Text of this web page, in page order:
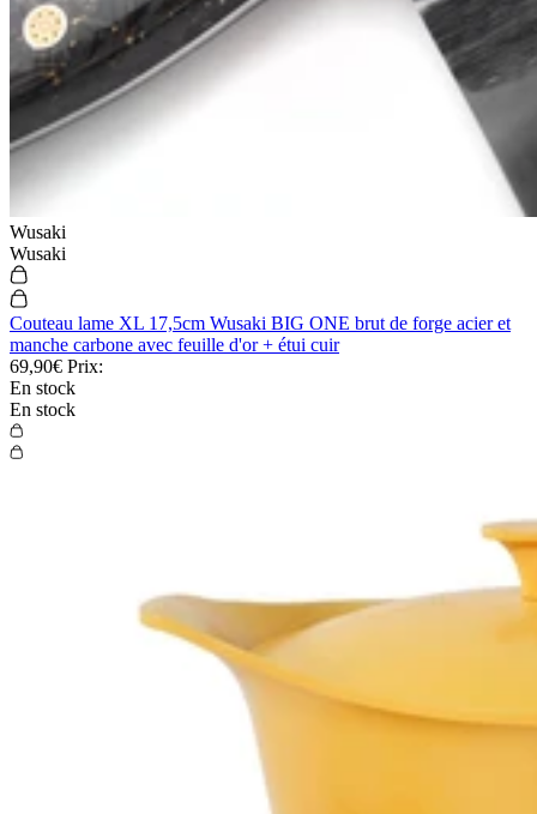
Wusaki
Wusaki
Couteau lame XL 17,5cm Wusaki BIG ONE brut de forge acier et
manche carbone avec feuille d'or + étui cuir
69,90€ Prix:
En stock
En stock